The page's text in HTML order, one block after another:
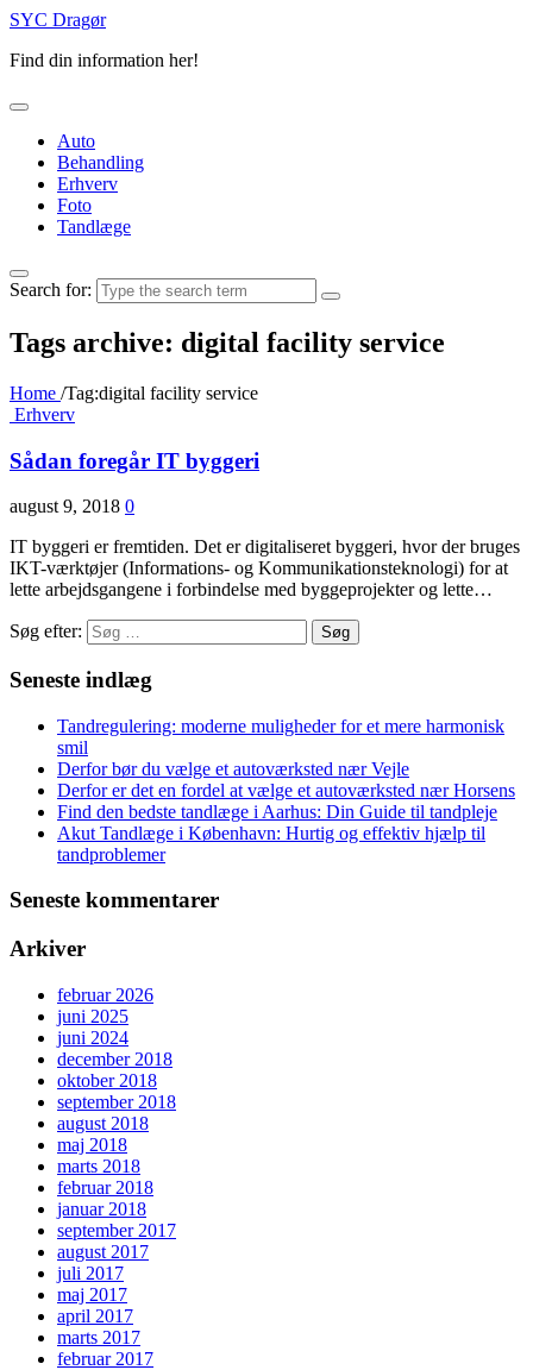
SYC Dragør
Find din information her!
Auto
Behandling
Erhverv
Foto
Tandlæge
Search for:
Tags archive: digital facility service
Home /Tag:digital facility service
Erhverv
Sådan foregår IT byggeri
august 9, 2018 0
IT byggeri er fremtiden. Det er digitaliseret byggeri, hvor der bruges
IKT-værktøjer (Informations- og Kommunikationsteknologi) for at
lette arbejdsgangene i forbindelse med byggeprojekter og lette…
Søg efter:
Seneste indlæg
Tandregulering: moderne muligheder for et mere harmonisk
smil
Derfor bør du vælge et autoværksted nær Vejle
Derfor er det en fordel at vælge et autoværksted nær Horsens
Find den bedste tandlæge i Aarhus: Din Guide til tandpleje
Akut Tandlæge i København: Hurtig og effektiv hjælp til
tandproblemer
Seneste kommentarer
Arkiver
februar 2026
juni 2025
juni 2024
december 2018
oktober 2018
september 2018
august 2018
maj 2018
marts 2018
februar 2018
januar 2018
september 2017
august 2017
juli 2017
maj 2017
april 2017
marts 2017
februar 2017